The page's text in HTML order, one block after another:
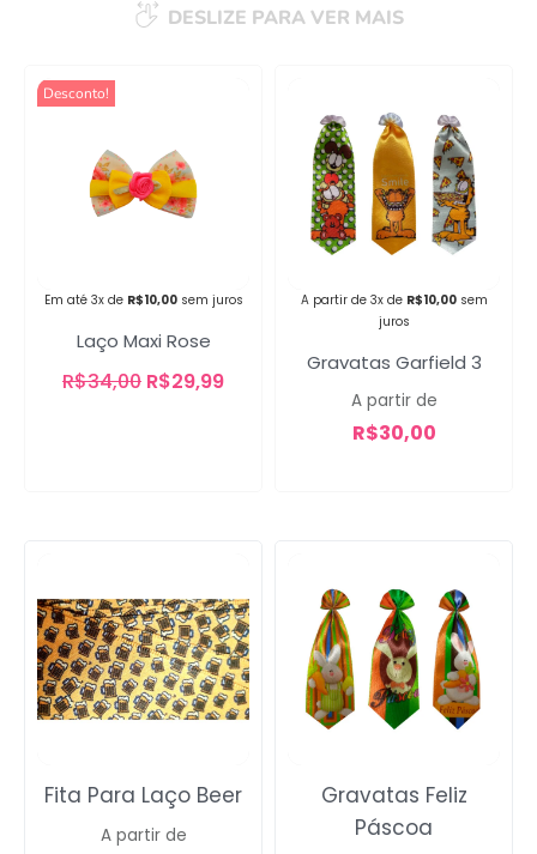
DESLIZE PARA VER MAIS
Desconto!
Em até 3x de R$10,00 sem juros
Laço Maxi Rose
R$34,00 R$29,99
A partir de 3x de R$10,00 sem
juros
Gravatas Garfield 3
A partir de
R$30,00
Fita Para Laço Beer
A partir de
Gravatas Feliz
Páscoa
Campanha lançada com
sucesso!